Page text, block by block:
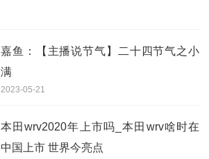
嘉鱼：【主播说节气】二十四节气之小
满
2023-05-21
本田wrv2020年上市吗_本田wrv啥时在
中国上市 世界今亮点